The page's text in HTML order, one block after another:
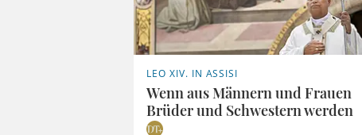
LEO XIV. IN ASSISI
Wenn aus Männern und Frauen
Brüder und Schwestern werden